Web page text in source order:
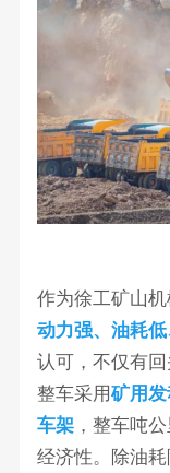
作为徐工矿山机
动力强、油耗
认可，不仅有回
整车采用矿用
车架，整车吨
经济性。除油